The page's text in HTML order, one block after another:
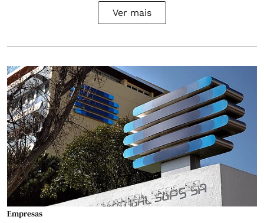
Ver mais
Empresas